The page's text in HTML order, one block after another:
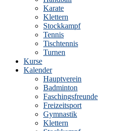
Karate
Klettern
Stockkampf
Tennis
Tischtennis
Turnen
Kurse
Kalender
Hauptverein
Badminton
Faschingsfreunde
Freizeitsport
Gymnastik
Klettern